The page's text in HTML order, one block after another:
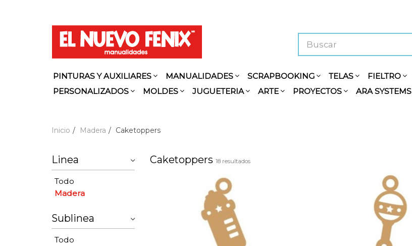
PINTURAS Y AUXILIARES MANUALIDADES SCRAPBOOKING TELAS FIELTRO
PERSONALIZADOS
MOLDES JUGUETERIA ARTE PROYECTOS ARA SYSTEMS
Inicio Madera Caketoppers
Linea
Todo
Madera
Sublinea
Todo
Caketoppers 18 resultados